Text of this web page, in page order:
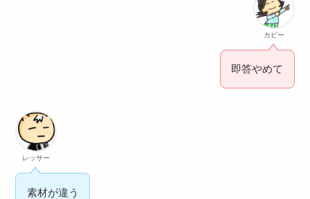
カピー
即答やめて
レッサー
素材が違う